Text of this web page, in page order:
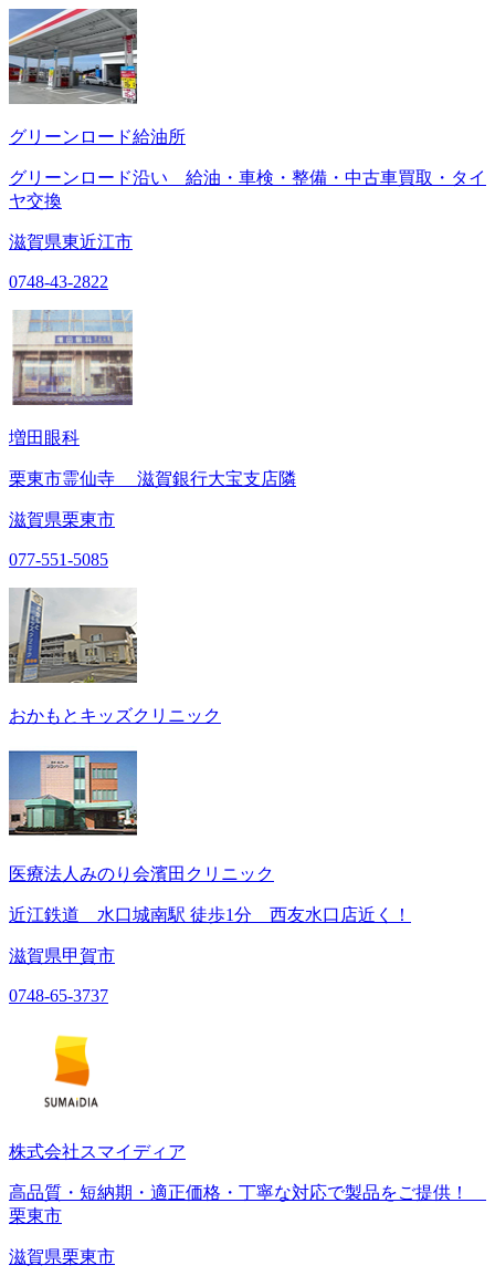
グリーンロード給油所
グリーンロード沿い 給油・車検・整備・中古車買取・タイ
ヤ交換
滋賀県東近江市
0748-43-2822
増田眼科
栗東市霊仙寺 滋賀銀行大宝支店隣
滋賀県栗東市
077-551-5085
おかもとキッズクリニック
医療法人みのり会濱田クリニック
近江鉄道 水口城南駅 徒歩1分 西友水口店近く！
滋賀県甲賀市
0748-65-3737
株式会社スマイディア
高品質・短納期・適正価格・丁寧な対応で製品をご提供！
栗東市
滋賀県栗東市